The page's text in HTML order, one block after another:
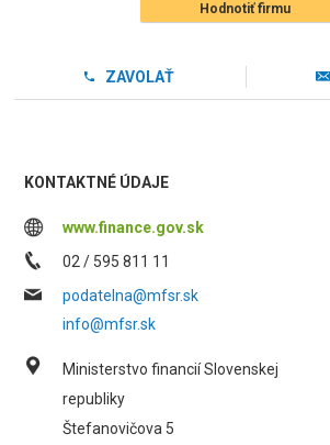
Hodnotiť firmu
ZAVOLAŤ
KONTAKTNÉ ÚDAJE
www.finance.gov.sk
02 / 595 811 11
podatelna@mfsr.sk
info@mfsr.sk
Ministerstvo financií Slovenskej
republiky
Štefanovičova 5